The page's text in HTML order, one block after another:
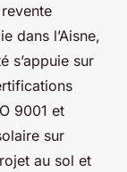
dans l’Aisne,
s’appuie sur
9001 et
sur
au sol et